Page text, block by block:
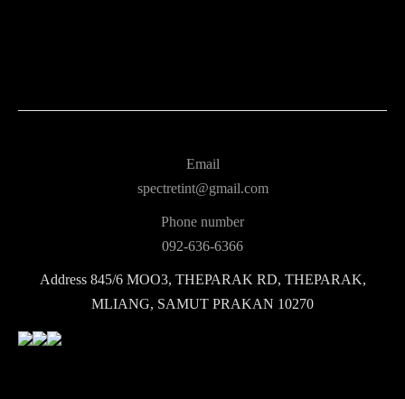
Email
spectretint@gmail.com
Phone number
092-636-6366
Address845/6 MOO3, THEPARAK RD, THEPARAK,
MLIANG, SAMUT PRAKAN 10270